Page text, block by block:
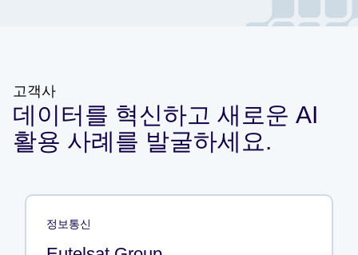
고객사
데이터를 혁신하고 새로운 AI
활용 사례를 발굴하세요.
정보통신